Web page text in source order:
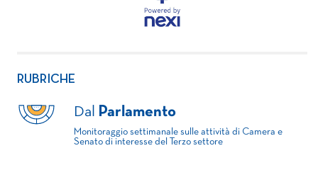
RUBRICHE
Dal Parlamento
Monitoraggio settimanale sulle attività di Camera e
Senato di interesse del Terzo settore